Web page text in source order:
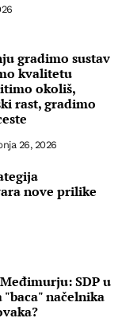
gradimo sustav
kvalitetu
okoliš,
rast, gradimo
26, 2026
nove prilike
SDP u
načelnika